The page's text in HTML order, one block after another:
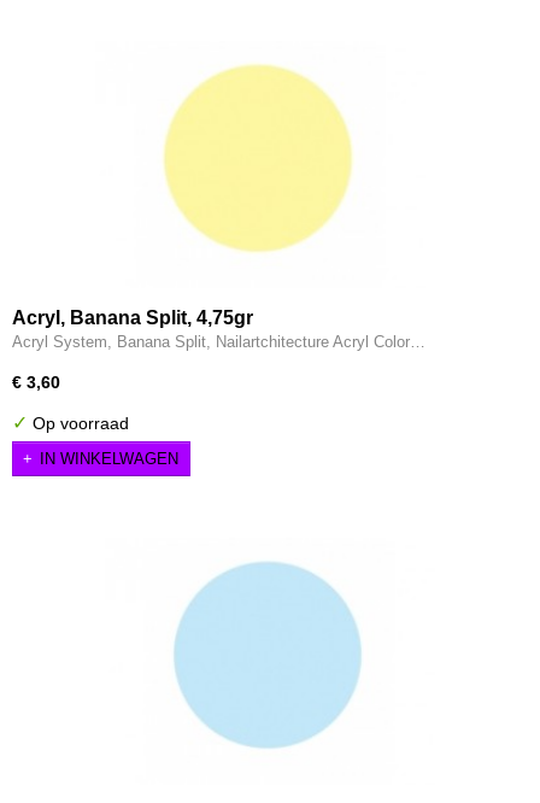
Acryl, Banana Split, 4,75gr
Acryl System, Banana Split, Nailartchitecture Acryl Color…
€ 3,60
✓ Op voorraad
IN WINKELWAGEN